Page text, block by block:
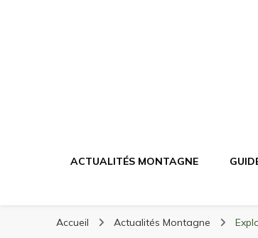
Randonnée
ACTUALITÉS MONTAGNE
Accueil Actualités Montagne